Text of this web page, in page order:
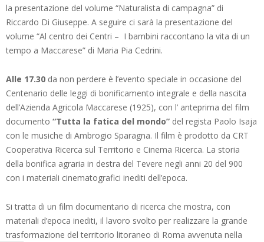
la presentazione del volume “Naturalista di campagna” di
Riccardo Di Giuseppe. A seguire ci sarà la presentazione del
volume “Al centro dei Centri – I bambini raccontano la vita di un
tempo a Maccarese” di Maria Pia Cedrini.
Alle 17.30 da non perdere è l’evento speciale in occasione del
Centenario delle leggi di bonificamento integrale e della nascita
dell’Azienda Agricola Maccarese (1925), con l’ anteprima del film
documento “Tutta la fatica del mondo” del regista Paolo Isaja
con le musiche di Ambrogio Sparagna. Il film è prodotto da CRT
Cooperativa Ricerca sul Territorio e Cinema Ricerca. La storia
della bonifica agraria in destra del Tevere negli anni 20 del 900
con i materiali cinematografici inediti dell’epoca.
Si tratta di un film documentario di ricerca che mostra, con
materiali d’epoca inediti, il lavoro svolto per realizzare la grande
trasformazione del territorio litoraneo di Roma avvenuta nella